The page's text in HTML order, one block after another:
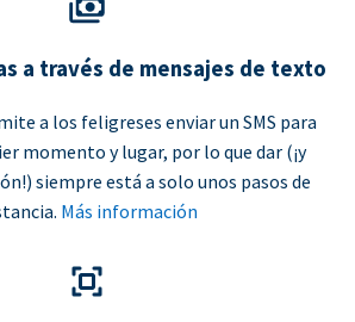
a través de mensajes de texto
a los feligreses enviar un SMS para
momento y lugar, por lo que dar (¡y
siempre está a solo unos pasos de
Más información